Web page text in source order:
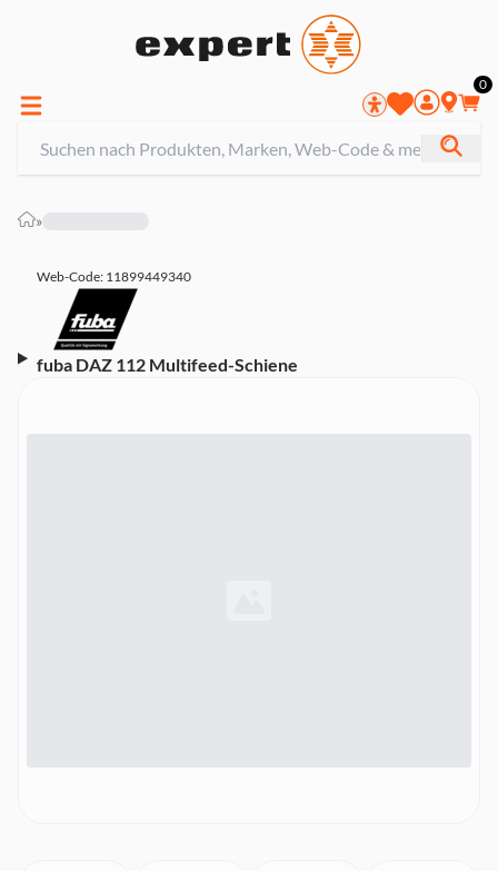
0
»
Web-Code: 11899449340
fuba DAZ 112 Multifeed-Schiene